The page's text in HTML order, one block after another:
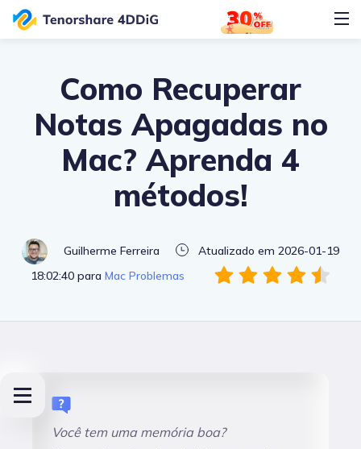
Como Recuperar
Notas Apagadas no
Mac? Aprenda 4
métodos!
Guilherme Ferreira
Atualizado em 2026-01-19
18:02:40 para Mac Problemas
Você tem uma memória boa?